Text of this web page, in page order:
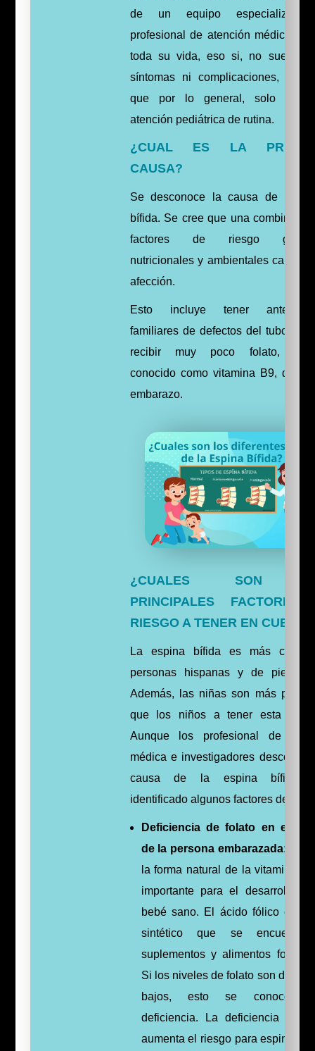
de un equipo
profesional de atención médica
toda su vida, eso si, no suelen
síntomas ni complicaciones, de
que por lo general, solo
atención pediátrica de rutina.
¿CUAL ES LA
CAUSA?
Se desconoce la causa de la
bífida. Se cree que una
factores de riesgo
nutricionales y ambientales causan
afección.
Esto incluye tener
familiares de defectos del tubo
recibir muy poco folato,
conocido como vitamina B9,
embarazo.
¿CUALES SON
PRINCIPALES FACTORES
RIESGO A TENER EN
La espina bífida es más
personas hispanas y de piel
Además, las niñas son más
que los niños a tener esta
Aunque los profesional de
médica e investigadores
causa de la espina bífida,
identificado algunos factores de
Deficiencia de folato en el
de la persona embarazada:
la forma natural de la vitamina
importante para el desarrollo
bebé sano. El ácido fólico es el
sintético que se
suplementos y alimentos
Si los niveles de folato son
bajos, esto se conoce
deficiencia. La deficiencia de
aumenta el riesgo para espina